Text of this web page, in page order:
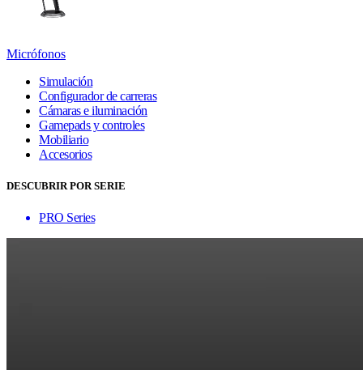
Micrófonos
Simulación
Configurador de carreras
Cámaras e iluminación
Gamepads y controles
Mobiliario
Accesorios
DESCUBRIR POR SERIE
PRO Series